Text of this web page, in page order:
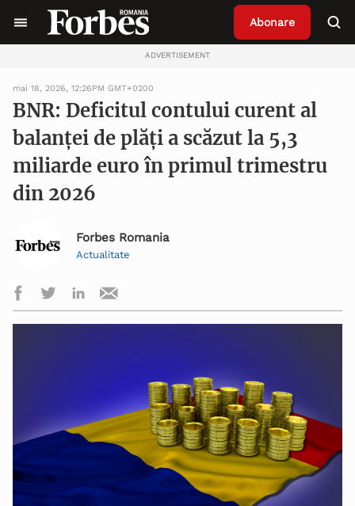
Abonare
ADVERTISEMENT
mai 18, 2026, 12:26PM GMT+0200
BNR: Deficitul contului curent al
balanței de plăți a scăzut la 5,3
miliarde euro în primul trimestru
din 2026
Forbes Romania
Actualitate